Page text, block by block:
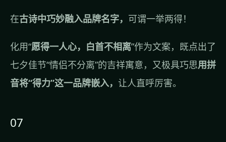
在古诗中巧妙融入品牌名字， 可谓一举两得！
化用“愿得一人心，白首不相离”作为文案，既点出了
七夕佳节“情侣不分离”的吉祥寓意，又极具巧思用拼
音将“得力”这一品牌嵌入， 让人直呼厉害。
07